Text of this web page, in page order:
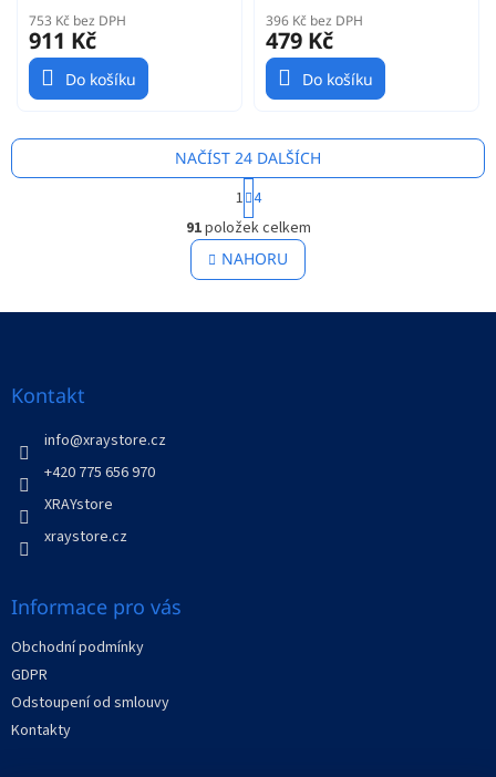
753 Kč bez DPH
911 Kč
Do košíku
396 Kč bez DPH
479 Kč
Do košíku
O
v
l
á
NAČÍST 24 DALŠÍCH
S
t
r
á
n
k
v
1 4
91položek celkem
NAHORU
Kontakt
info@xraystore.cz
+420 775 656 970
XRAYstore
xraystore.cz
Informace pro vás
Obchodní podmínky
GDPR
Odstoupení od smlouvy
Kontakty